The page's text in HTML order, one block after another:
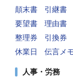
顛末書
引継書
要望書
理由書
整理券
引換券
休業日
伝言メ
人事・労務